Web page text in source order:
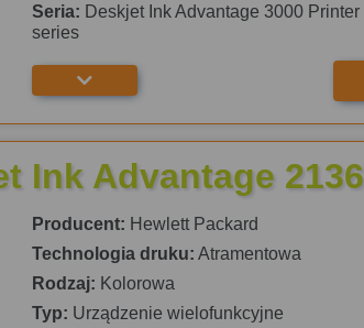
Seria: Deskjet Ink Advantage 3000 Printer
series
Ink Advantage 2136
Producent: Hewlett Packard
Technologia druku: Atramentowa
Rodzaj: Kolorowa
Typ: Urządzenie wielofunkcyjne